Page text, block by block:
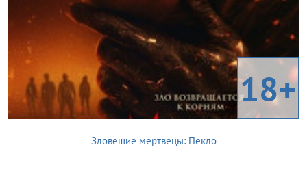
18+
Зловещие мертвецы: Пекло